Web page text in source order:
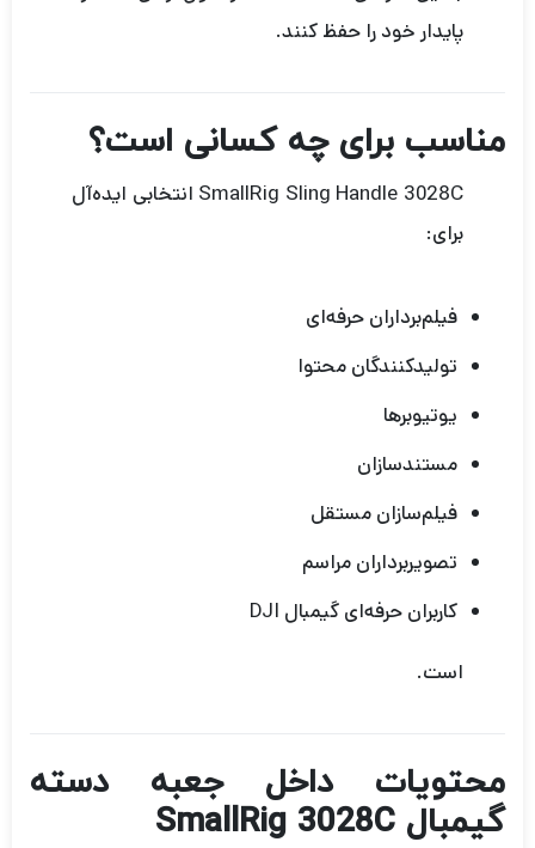
پایدار خود را حفظ کنند.
مناسب برای چه کسانی است؟
SmallRig Sling Handle 3028C انتخابی ایده‌آل
برای:
فیلم‌برداران حرفه‌ای
تولیدکنندگان محتوا
یوتیوبرها
مستندسازان
فیلم‌سازان مستقل
تصویربرداران مراسم
کاربران حرفه‌ای گیمبال DJI
است.
محتویات داخل جعبه دسته
گیمبال SmallRig 3028C